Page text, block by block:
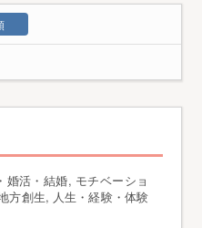
活・結婚, モチベーショ
方創生, 人生・経験・体験